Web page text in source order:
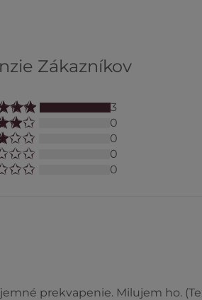
Zákazníkov
3
0
0
0
0
prekvapenie. Milujem ho.